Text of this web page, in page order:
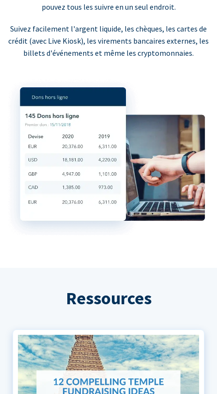
pouvez tous les suivre en un seul endroit.
Suivez facilement l'argent liquide, les chèques, les cartes de
crédit (avec Live Kiosk), les virements bancaires externes, les
billets d'événements et même les cryptomonnaies.
Ressources